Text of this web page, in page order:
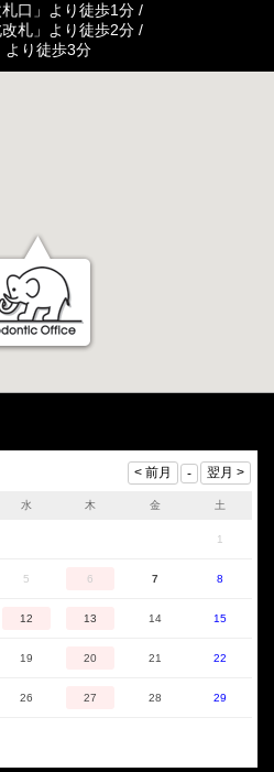
口」より徒歩1分 /
札」より徒歩2分 /
より徒歩3分
水 木 金 土
1
5 6 7 8
12 13 14 15
19 20 21 22
26 27 28 29